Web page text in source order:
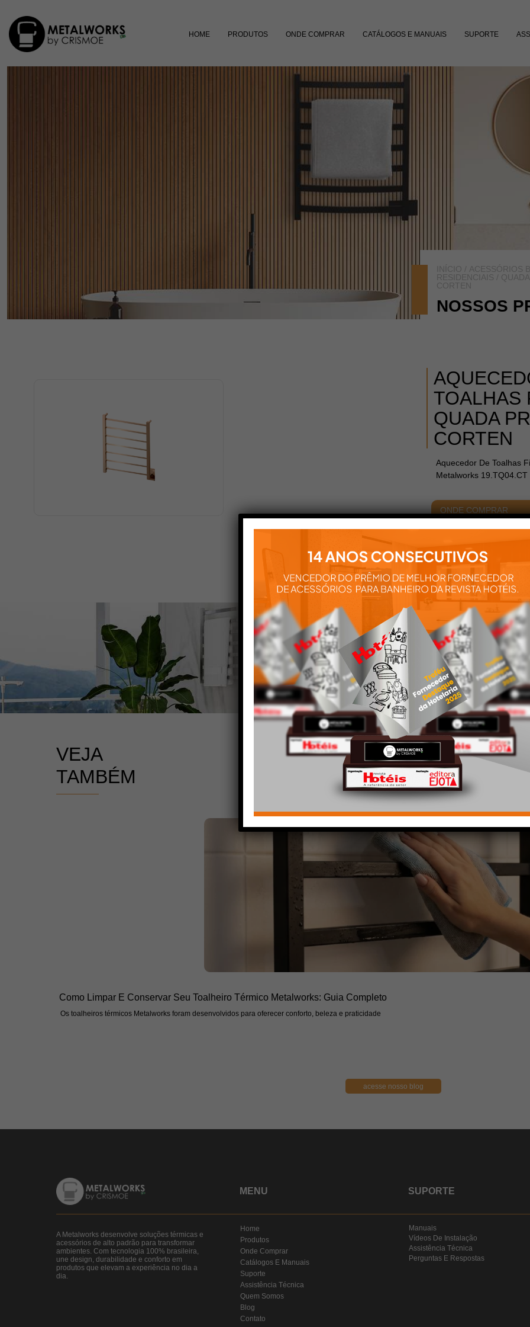
HOME PRODUTOS ONDE COMPRAR CATÁLOGOS E MANUAIS SUPORTE
INÍCIO / ACESSÓRIOS
RESIDENCIAIS / QUADA
CORTEN
NOSSOS
TOALHAS
QUADA
CORTEN
Aquecedor De Toalhas
Metalworks 19.TQ04.CT
ONDE COMPRAR
ACABAMENTOS
Aqui você
nossos
VEJA
TAMBÉM
Como Limpar E Conservar Seu Toalheiro Térmico Metalworks: Guia Completo
Os toalheiros térmicos Metalworks foram desenvolvidos para oferecer conforto, beleza e praticidade
acesse nosso blog
A Metalworks desenvolve soluções térmicas e
acessórios de alto padrão para transformar
ambientes. Com tecnologia 100% brasileira,
une design, durabilidade e conforto em
produtos que elevam a experiência no dia a
dia.
MENU
Home
Produtos
Onde Comprar
Catálogos E Manuais
Suporte
Assistência Técnica
Quem Somos
Blog
Contato
SUPORTE
Manuais
Vídeos De Instalação
Assistência Técnica
Perguntas E Respostas